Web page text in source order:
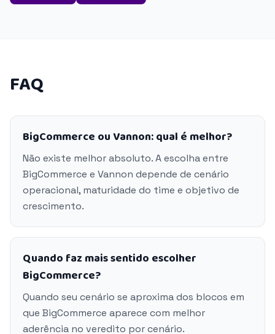
FAQ
BigCommerce ou Vannon: qual é melhor?
Não existe melhor absoluto. A escolha entre
BigCommerce e Vannon depende de cenário
operacional, maturidade do time e objetivo de
crescimento.
Quando faz mais sentido escolher
BigCommerce?
Quando seu cenário se aproxima dos blocos em
que BigCommerce aparece com melhor
aderência no veredito por cenário.